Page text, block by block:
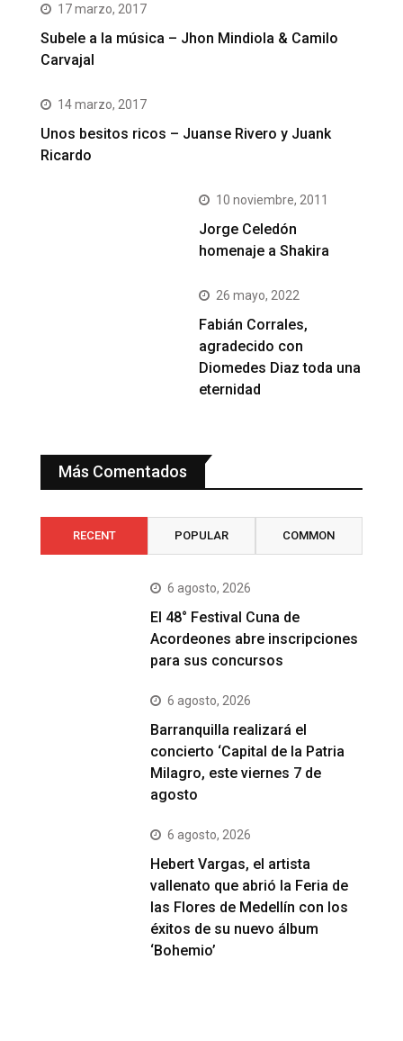
17 marzo, 2017
Subele a la música – Jhon Mindiola & Camilo
Carvajal
14 marzo, 2017
Unos besitos ricos – Juanse Rivero y Juank
Ricardo
10 noviembre, 2011
Jorge Celedón
homenaje a Shakira
26 mayo, 2022
Fabián Corrales,
agradecido con
Diomedes Diaz toda una
eternidad
Más Comentados
RECENT POPULAR COMMON
6 agosto, 2026
El 48° Festival Cuna de
Acordeones abre inscripciones
para sus concursos
6 agosto, 2026
Barranquilla realizará el
concierto ‘Capital de la Patria
Milagro, este viernes 7 de
agosto
6 agosto, 2026
Hebert Vargas, el artista
vallenato que abrió la Feria de
las Flores de Medellín con los
éxitos de su nuevo álbum
‘Bohemio’